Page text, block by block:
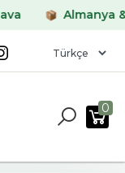
Almanya &
0